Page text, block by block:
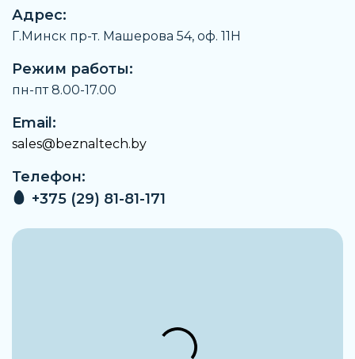
Тест на нечувствительность к удару
EN 60068-2-27 EA15 г, 11 мс (половина синусоиды)
31 г
Соответствует директиве RoHS
Температура окружающей среды
Класс безопасности
Сопротивление коррозии
0 - Нет стойкости к коррозии
Адрес:
Г.Минск пр-т. Машерова 54, оф. 11H
Режим работы:
пн-пт 8.00-17.00
Email:
sales@beznaltech.by
Телефон:
+375 (29) 81-81-171